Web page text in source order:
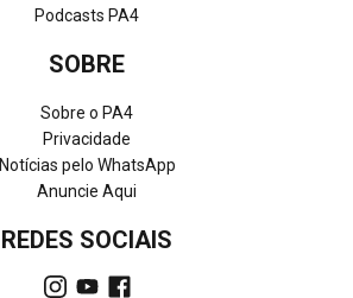
Podcasts PA4
SOBRE
Sobre o PA4
Privacidade
Notícias pelo WhatsApp
Anuncie Aqui
REDES SOCIAIS